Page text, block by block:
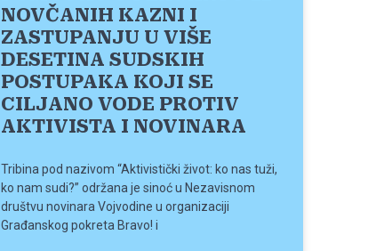
NOVČANIH KAZNI I
ZASTUPANJU U VIŠE
DESETINA SUDSKIH
POSTUPAKA KOJI SE
CILJANO VODE PROTIV
AKTIVISTA I NOVINARA
Tribina pod nazivom “Aktivistički život: ko nas tuži,
ko nam sudi?” održana je sinoć u Nezavisnom
društvu novinara Vojvodine u organizaciji
Građanskog pokreta Bravo! i